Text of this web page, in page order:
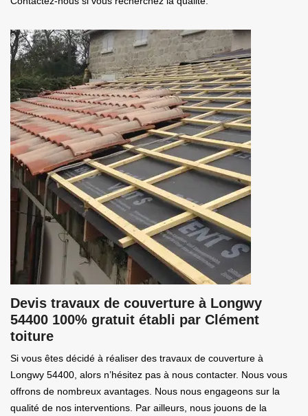
Devis travaux de couverture à Longwy
54400 100% gratuit établi par Clément
toiture
Si vous êtes décidé à réaliser des travaux de couverture à
Longwy 54400, alors n’hésitez pas à nous contacter. Nous vous
offrons de nombreux avantages. Nous nous engageons sur la
qualité de nos interventions. Par ailleurs, nous jouons de la